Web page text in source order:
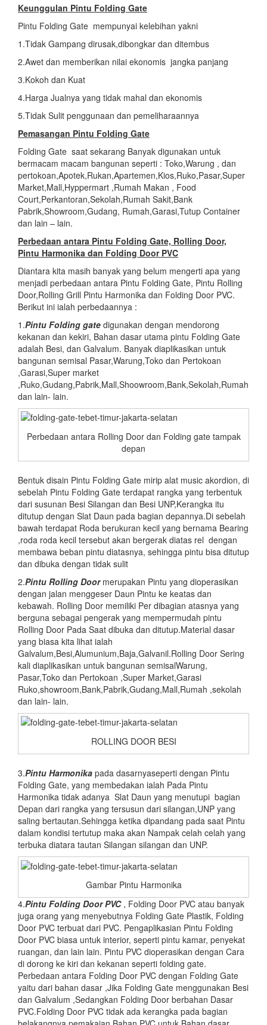
Keunggulan Pintu Folding Gate
Pintu Folding Gate mempunyai kelebihan yakni
1.Tidak Gampang dirusak,dibongkar dan ditembus
2.Awet dan memberikan nilai ekonomis jangka panjang
3.Kokoh dan Kuat
4.Harga Jualnya yang tidak mahal dan ekonomis
5.Tidak Sulit penggunaan dan pemeliharaannya
Pemasangan Pintu Folding Gate
Folding Gate saat sekarang Banyak digunakan untuk
bermacam macam bangunan seperti : Toko,Warung , dan
pertokoan,Apotek,Rukan,Apartemen,Kios,Ruko,Pasar,Super
Market,Mall,Hyppermart ,Rumah Makan , Food
Court,Perkantoran,Sekolah,Rumah Sakit,Bank
Pabrik,Showroom,Gudang, Rumah,Garasi,Tutup Container
dan lain – lain.
Perbedaan antara Pintu Folding Gate, Rolling Door,
Pintu Harmonika dan Folding Door PVC
Diantara kita masih banyak yang belum mengerti apa yang
menjadi perbedaan antara Pintu Folding Gate, Pintu Rolling
Door,Rolling Grill Pintu Harmonika dan Folding Door PVC.
Berikut ini ialah perbedaannya :
1.Pintu Folding gate digunakan dengan mendorong
kekanan dan kekiri, Bahan dasar utama pintu Folding Gate
adalah Besi, dan Galvalum. Banyak diaplikasikan untuk
bangunan semisal Pasar,Warung,Toko dan Pertokoan
,Garasi,Super market
,Ruko,Gudang,Pabrik,Mall,Shoowroom,Bank,Sekolah,Rumah
dan lain- lain.
Perbedaan antara Rolling Door dan Folding gate tampak
depan
Bentuk disain Pintu Folding Gate mirip alat music akordion, di
sebelah Pintu Folding Gate terdapat rangka yang terbentuk
dari susunan Besi Silangan dan Besi UNP,Kerangka itu
ditutup dengan Slat Daun pada bagian depannya.Di sebelah
bawah terdapat Roda berukuran kecil yang bernama Bearing
,roda roda kecil tersebut akan bergerak diatas rel dengan
membawa beban pintu diatasnya, sehingga pintu bisa ditutup
dan dibuka dengan tidak sulit
2.Pintu Rolling Doormerupakan Pintu yang dioperasikan
dengan jalan menggeser Daun Pintu ke keatas dan
kebawah. Rolling Door memiliki Per dibagian atasnya yang
berguna sebagai pengerak yang mempermudah pintu
Rolling Door Pada Saat dibuka dan ditutup.Material dasar
yang biasa kita lihat ialah
Galvalum,Besi,Alumunium,Baja,Galvanil.Rolling Door Sering
kali diaplikasikan untuk bangunan semisalWarung,
Pasar,Toko dan Pertokoan ,Super Market,Garasi
Ruko,showroom,Bank,Pabrik,Gudang,Mall,Rumah ,sekolah
dan lain- lain.
ROLLING DOOR BESI
3.Pintu Harmonika pada dasarnyaseperti dengan Pintu
Folding Gate, yang membedakan ialah Pada Pintu
Harmonika tidak adanya Slat Daun yang menutupi bagian
Depan dari rangka yang tersusun dari silangan,UNP yang
saling bertautan.Sehingga ketika dipandang pada saat Pintu
dalam kondisi tertutup maka akan Nampak celah celah yang
terbuka diatara tautan Silangan silangan dan UNP.
Gambar Pintu Harmonika
4.Pintu Folding Door PVC, Folding Door PVC atau banyak
juga orang yang menyebutnya Folding Gate Plastik, Folding
Door PVC terbuat dari PVC. Pengaplikasian Pintu Folding
Door PVC biasa untuk interior, seperti pintu kamar, penyekat
ruangan, dan lain lain. Pintu PVC dioperasikan dengan Cara
di dorong ke kiri dan kekanan seperti folding gate.
Perbedaan antara Folding Door PVC dengan Folding Gate
yaitu dari bahan dasar ,Jika Folding Gate menggunakan Besi
dan Galvalum ,Sedangkan Folding Door berbahan Dasar
PVC.Folding Door PVC tidak ada kerangka pada bagian